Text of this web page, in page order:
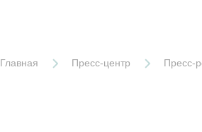
Главная Пресс-центр Пресс-